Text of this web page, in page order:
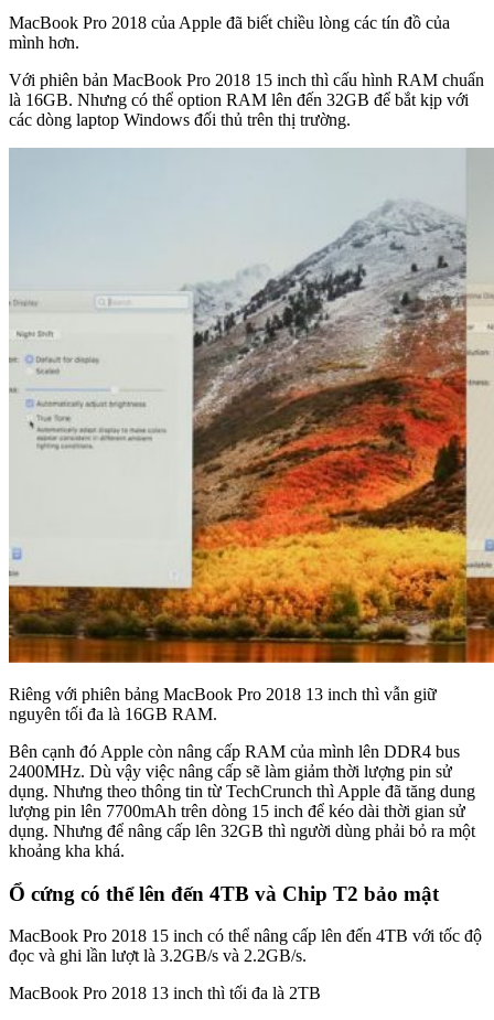
MacBook Pro 2018 của Apple đã biết chiều lòng các tín đồ của
mình hơn.
Với phiên bản MacBook Pro 2018 15 inch thì cấu hình RAM chuẩn
là 16GB. Nhưng có thể option RAM lên đến 32GB để bắt kịp với
các dòng laptop Windows đối thủ trên thị trường.
Riêng với phiên bảng MacBook Pro 2018 13 inch thì vẫn giữ
nguyên tối đa là 16GB RAM.
Bên cạnh đó Apple còn nâng cấp RAM của mình lên DDR4 bus
2400MHz. Dù vậy việc nâng cấp sẽ làm giảm thời lượng pin sử
dụng. Nhưng theo thông tin từ TechCrunch thì Apple đã tăng dung
lượng pin lên 7700mAh trên dòng 15 inch để kéo dài thời gian sử
dụng. Nhưng để nâng cấp lên 32GB thì người dùng phải bỏ ra một
khoảng kha khá.
Ổ cứng có thể lên đến 4TB và Chip T2 bảo mật
MacBook Pro 2018 15 inch có thể nâng cấp lên đến 4TB với tốc độ
đọc và ghi lần lượt là 3.2GB/s và 2.2GB/s.
MacBook Pro 2018 13 inch thì tối đa là 2TB